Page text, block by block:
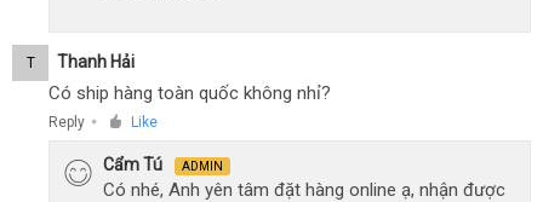
T Thanh Hải
Có ship hàng toàn quốc không nhỉ?
Reply ● Like
Cẩm Tú ADMIN
Có nhé, Anh yên tâm đặt hàng online ạ, nhận được